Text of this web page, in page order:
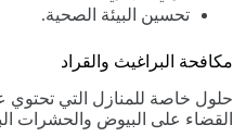
تحسين البيئة الصحية.
مكافحة البراغيث والقراد
حلول خاصة للمنازل التي تحتوي
القضاء على البيوض والحشرات